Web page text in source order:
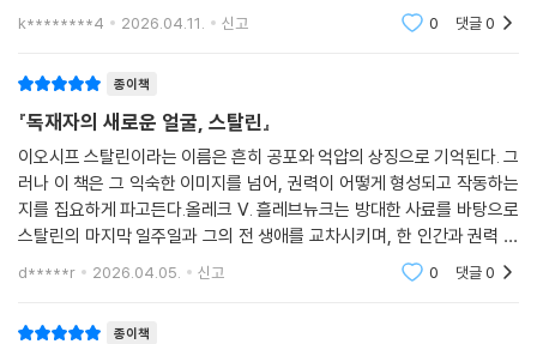
내부 결속을 위해 해외로 국민들의 시선을 돌리기 위해 벌
k********4 2026.04.11. 신고 0 댓글0
종이책
『독재자의 새로운 얼굴, 스탈린』
이오시프 스탈린이라는 이름은 흔히 공포와 억압의 상징으로 기억된다. 그
러나 이 책은 그 익숙한 이미지를 넘어, 권력이 어떻게 형성되고 작동하는
지를 집요하게 파고든다.올레크 V. 흘레브뉴크는 방대한 사료를 바탕으로
스탈린의 마지막 일주일과 그의 전 생애를 교차시키며, 한 인간과 권력 시
스템이 어떻게 맞물리는지를 보여준다. 그 과정에서 드러나는 것은 ‘특별
d*****r 2026.04.05. 신고 0 댓글0
종이책